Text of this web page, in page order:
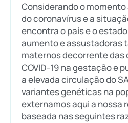
Considerando o
do coronavírus e a
encontra o país e o
aumento e assustadoras
maternos decorrente das
COVID-19 na gestação e
a elevada circulação do
variantes genéticas na
externamos aqui a nossa
baseada nas seguintes